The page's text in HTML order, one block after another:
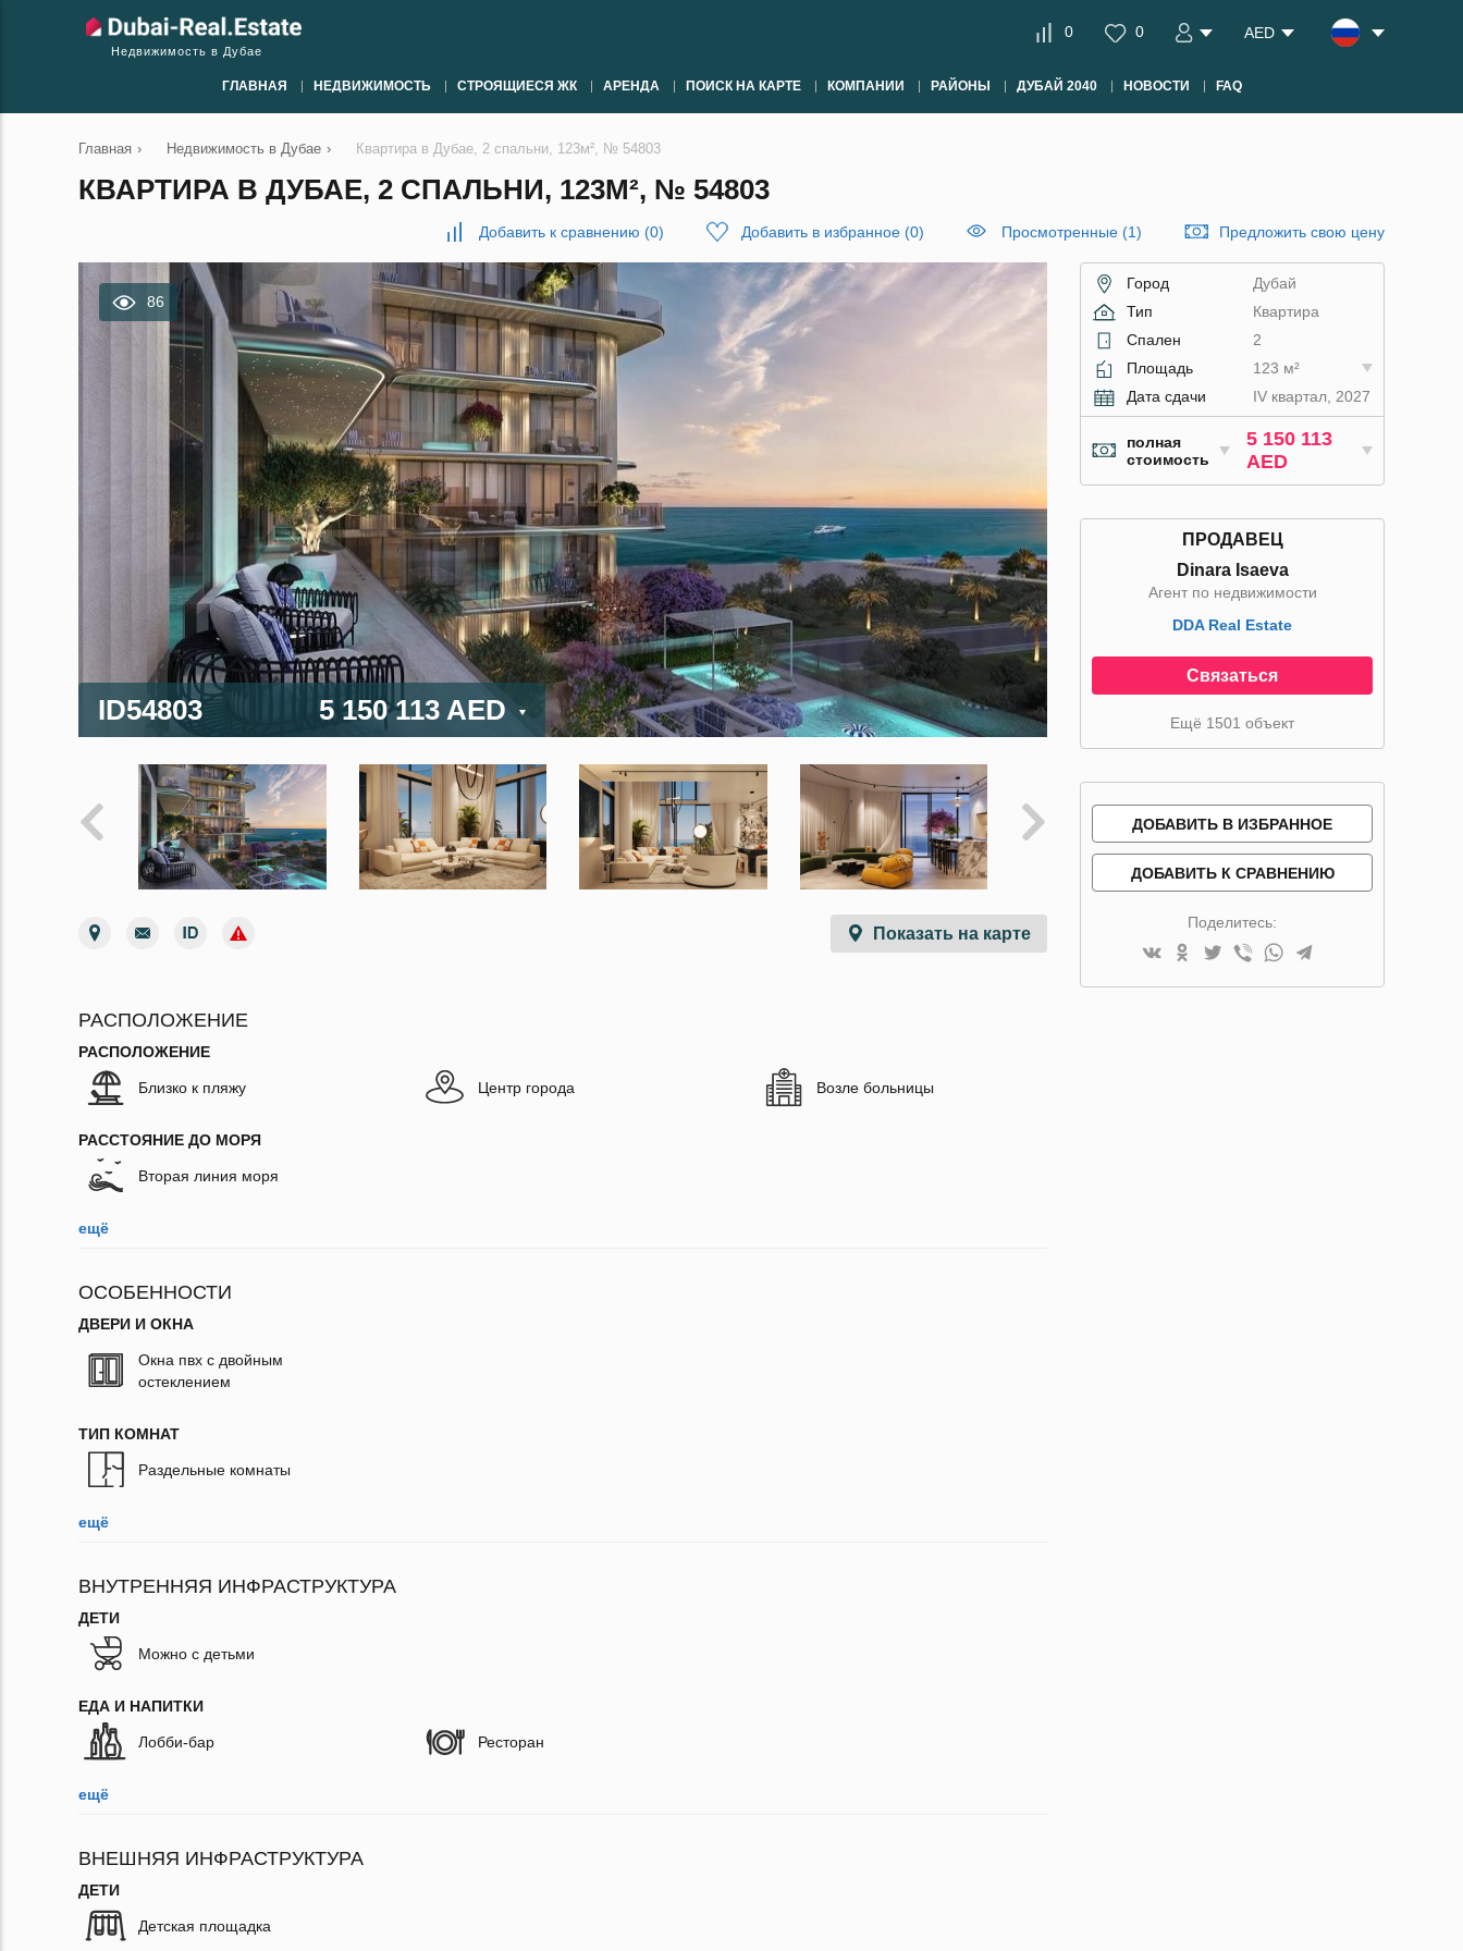
Недвижимость в Дубае
0 0 AED
ГЛАВНАЯ НЕДВИЖИМОСТЬ СТРОЯЩИЕСЯ ЖК АРЕНДА ПОИСК НА КАРТЕ КОМПАНИИ РАЙОНЫ ДУБАЙ 2040 НОВОСТИ FAQ
Главная › Недвижимость в Дубае › Квартира в Дубае, 2 спальни, 123м², № 54803
КВАРТИРА В ДУБАЕ, 2 СПАЛЬНИ, 123М², № 54803
Добавить к сравнению (0) Добавить в избранное (0) Просмотренные (1) Предложить свою цену
86
ID54803 5 150 113 AED
Показать на карте
РАСПОЛОЖЕНИЕ
РАСПОЛОЖЕНИЕ
Близко к пляжу Центр города Возле больницы
РАССТОЯНИЕ ДО МОРЯ
Вторая линия моря
ещё
ОСОБЕННОСТИ
ДВЕРИ И ОКНА
Окна пвх с двойным
остеклением
ТИП КОМНАТ
Раздельные комнаты
ещё
ВНУТРЕННЯЯ ИНФРАСТРУКТУРА
ДЕТИ
Можно с детьми
ЕДА И НАПИТКИ
Лобби-бар Ресторан
ещё
ВНЕШНЯЯ ИНФРАСТРУКТУРА
ДЕТИ
Детская площадка
Город
Дубай
Тип
Квартира
Спален
2
Площадь
123 м²
Дата сдачи
IV квартал, 2027
полная
стоимость
5 150 113
AED
ПРОДАВЕЦ
Dinara Isaeva
Агент по недвижимости
DDA Real Estate
Связаться
Ещё 1501 объект
ДОБАВИТЬ В ИЗБРАННОЕ
ДОБАВИТЬ К СРАВНЕНИЮ
Поделитесь: